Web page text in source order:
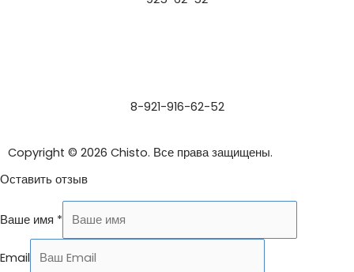
8-921-916-62-52
Copyright © 2026 Chisto. Все права защищены.
Оставить отзыв
Ваше имя *
Email